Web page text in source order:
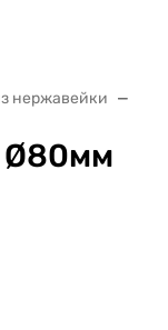
нержавейки
Ø80мм